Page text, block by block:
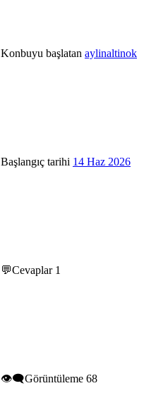
Konbuyu başlatan aylinaltinok
Başlangıç tarihi 14 Haz 2026
💬Cevaplar1
👁️‍🗨️Görüntüleme 68